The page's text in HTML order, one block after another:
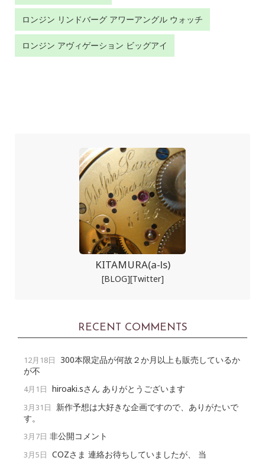
ロンジン リンドバーグ アワーアングル ウォッチ
ロンジン アヴィゲーション ビッグアイ
KITAMURA(a-ls)
[BLOG][Twitter]
RECENT COMMENTS
12月18日 300本限定品が何故２か月以上も販売しているか
が不
4月1日 hiroaki.sさん ありがとうございます
3月31日
新作予想は大好きな企画ですので、ありがたいで
す。
3月7日 非公開コメント
3月5日 COZさま 連絡お待ちしていましたが、 当